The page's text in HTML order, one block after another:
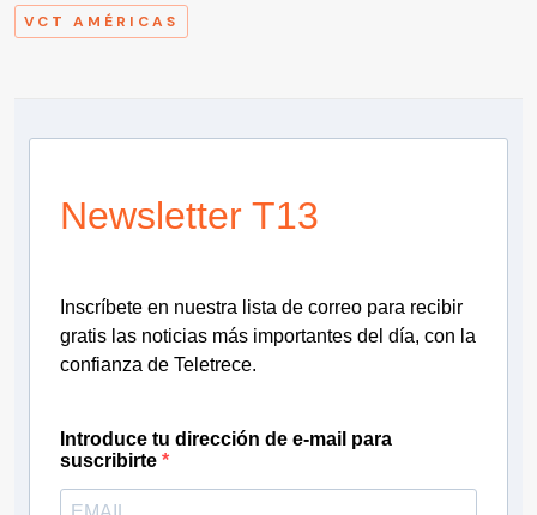
VCT AMÉRICAS
Newsletter T13
Inscríbete en nuestra lista de correo para recibir
gratis las noticias más importantes del día, con la
confianza de Teletrece.
Introduce tu dirección de e-mail para
suscribirte